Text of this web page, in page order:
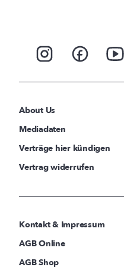
About Us
Mediadaten
Verträge hier kündigen
Vertrag widerrufen
Kontakt & Impressum
AGB Online
AGB Shop